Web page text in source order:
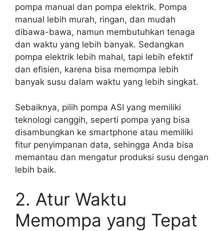
pompa manual dan pompa elektrik. Pompa
manual lebih murah, ringan, dan mudah
dibawa-bawa, namun membutuhkan tenaga
dan waktu yang lebih banyak. Sedangkan
pompa elektrik lebih mahal, tapi lebih efektif
dan efisien, karena bisa memompa lebih
banyak susu dalam waktu yang lebih singkat.
Sebaiknya, pilih pompa ASI yang memiliki
teknologi canggih, seperti pompa yang bisa
disambungkan ke smartphone atau memiliki
fitur penyimpanan data, sehingga Anda bisa
memantau dan mengatur produksi susu dengan
lebih baik.
2. Atur Waktu
Memompa yang Tepat